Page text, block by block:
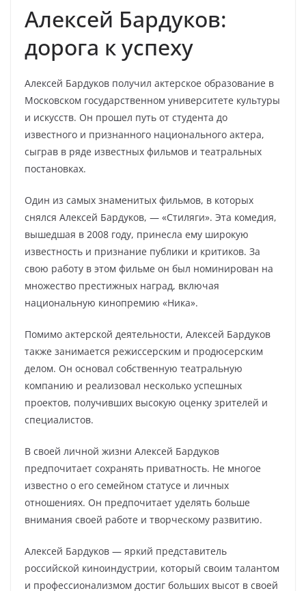
Алексей Бардуков:
дорога к успеху
Алексей Бардуков получил актерское образование в
Московском государственном университете культуры
и искусств. Он прошел путь от студента до
известного и признанного национального актера,
сыграв в ряде известных фильмов и театральных
постановках.
Один из самых знаменитых фильмов, в которых
снялся Алексей Бардуков, — «Стиляги». Эта комедия,
вышедшая в 2008 году, принесла ему широкую
известность и признание публики и критиков. За
свою работу в этом фильме он был номинирован на
множество престижных наград, включая
национальную кинопремию «Ника».
Помимо актерской деятельности, Алексей Бардуков
также занимается режиссерским и продюсерским
делом. Он основал собственную театральную
компанию и реализовал несколько успешных
проектов, получивших высокую оценку зрителей и
специалистов.
В своей личной жизни Алексей Бардуков
предпочитает сохранять приватность. Не многое
известно о его семейном статусе и личных
отношениях. Он предпочитает уделять больше
внимания своей работе и творческому развитию.
Алексей Бардуков — яркий представитель
российской киноиндустрии, который своим талантом
и профессионализмом достиг больших высот в своей